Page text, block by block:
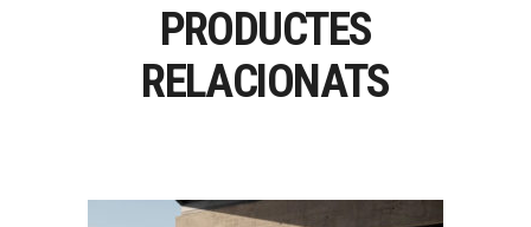
PRODUCTES
RELACIONATS